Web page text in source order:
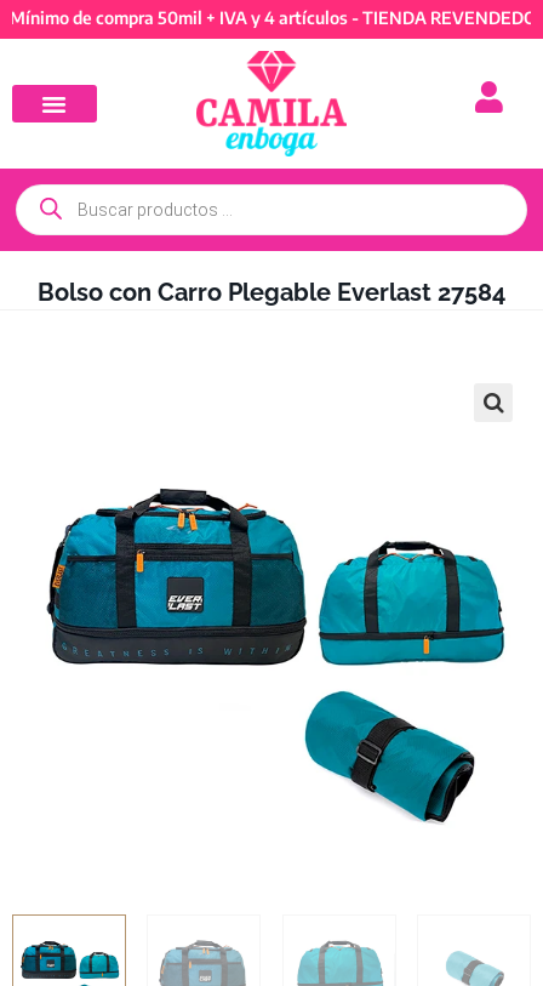
de compra 50mil + IVA y 4 artículos - TIENDA
Bolso con Carro Plegable Everlast 27584